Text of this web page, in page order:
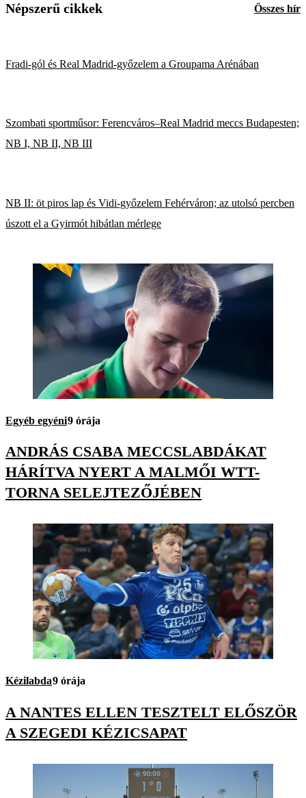
Népszerű cikkek Összes hír
Fradi-gól és Real Madrid-győzelem a Groupama Arénában
Szombati sportműsor: Ferencváros–Real Madrid meccs Budapesten;
NB I, NB II, NB III
NB II: öt piros lap és Vidi-győzelem Fehérváron; az utolsó percben
úszott el a Gyirmót hibátlan mérlege
Egyéb egyéni9 órája
ANDRÁS CSABA MECCSLABDÁKAT
HÁRÍTVA NYERT A MALMŐI WTT-
TORNA SELEJTEZŐJÉBEN
Kézilabda9 órája
A NANTES ELLEN TESZTELT ELŐSZÖR
A SZEGEDI KÉZICSAPAT